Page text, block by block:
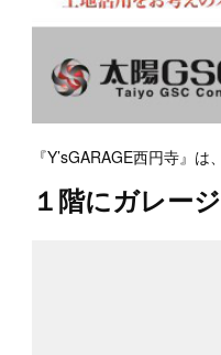
『Y’sGARAGE西円寺』は、
１階にガレージ